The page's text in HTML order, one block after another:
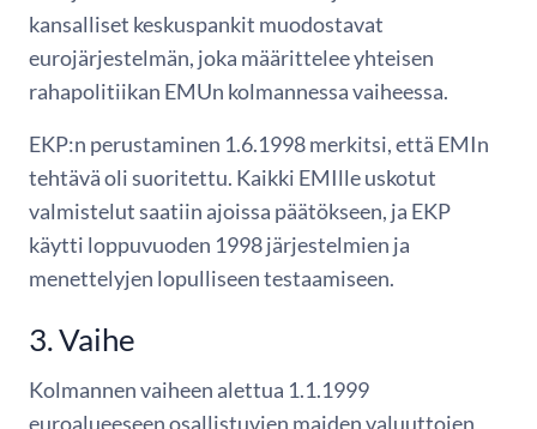
kansalliset keskuspankit muodostavat
eurojärjestelmän, joka määrittelee yhteisen
rahapolitiikan EMUn kolmannessa vaiheessa.
EKP:n perustaminen 1.6.1998 merkitsi, että EMIn
tehtävä oli suoritettu. Kaikki EMIlle uskotut
valmistelut saatiin ajoissa päätökseen, ja EKP
käytti loppuvuoden 1998 järjestelmien ja
menettelyjen lopulliseen testaamiseen.
3. Vaihe
Kolmannen vaiheen alettua 1.1.1999
euroalueeseen osallistuvien maiden valuuttojen